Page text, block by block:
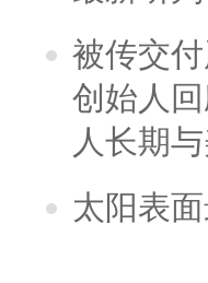
被传交
创始人
人长期
太阳表